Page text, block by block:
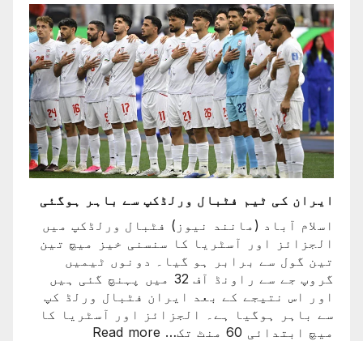
شکست
کیساتھ
رونالڈو
کا
ورلڈ
کپ
کا
سفر
اختتام
پذیر
ایران کی ٹیم فٹبال ورلڈکپ سے باہر ہوگئی
اسلام آباد (مانند نیوز) فٹبال ورلڈکپ میں
الجزائز اور آسٹریا کا سنسنی خیز میچ تین
تین گول سے برابر ہو گیا۔ دونوں ٹیمیں
گروپ جے سے راونڈ آف 32 میں پہنچ گئی ہیں
اور اس نتیجے کے بعد ایران فٹبال ورلڈ کپ
سے باہر ہوگیا ہے۔ الجزائز اور آسٹریا کا
میچ ابتدائی 60 منٹ تک…
Read more